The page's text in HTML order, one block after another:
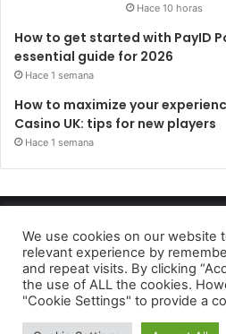
Hace 10 horas
How to get started with PayID
essential guide for 2026
Hace 1 semana
How to maximize your
Casino UK: tips for new players
Hace 1 semana
Periódico El
Avido de
We use cookies on our website
relevant experience by
and repeat visits. By clicking
the use of ALL the cookies.
"Cookie Settings" to provide a